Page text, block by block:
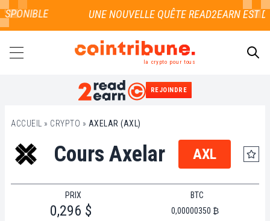
la crypto pour tous
REJOINDRE
ACCUEIL » CRYPTO » AXELAR (AXL)
Cours Axelar AXL
PRIX
0,296 $
BTC
0,00000350 ₿